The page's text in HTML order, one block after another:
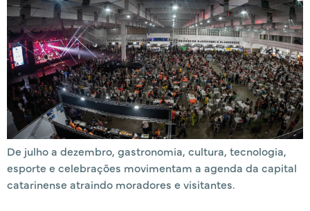
De julho a dezembro, gastronomia, cultura, tecnologia,
esporte e celebrações movimentam a agenda da capital
catarinense atraindo moradores e visitantes.